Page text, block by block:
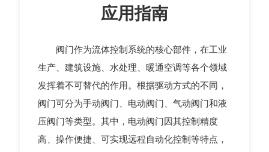
应用指南
阀门作为流体控制系统的核心部件，在工业
生产、建筑设施、水处理、暖通空调等各个领域
发挥着不可替代的作用。根据驱动方式的不同，
阀门可分为手动阀门、电动阀门、气动阀门和液
压阀门等类型。其中，电动阀门因其控制精度
高、操作便捷、可实现远程自动化控制等特点，